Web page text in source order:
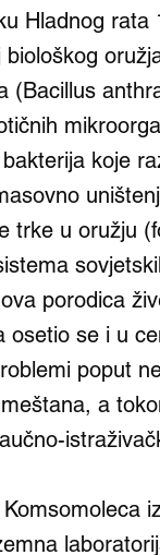
Hladnog rata
(Bacillus
koje
trke u oružju
porodica
osetio se i u
poput
a